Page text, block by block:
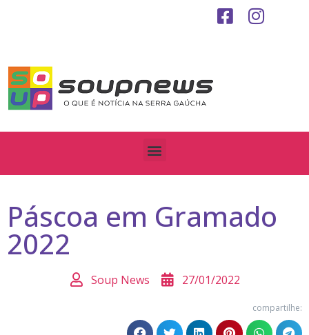
Páscoa em Gramado
2022
Soup News 27/01/2022
compartilhe: